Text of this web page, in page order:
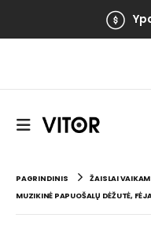
PAGRINDINIS ŽAISLAI
MUZIKINĖ PAPUOŠALŲ DĖŽUTĖ,